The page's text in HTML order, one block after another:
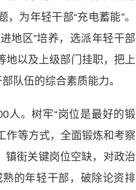
为年轻干部“充电蓄能”。
地区”培养，选派年轻干部
地以及上级部门挂职，把上
队伍的综合素质能力。
人。树牢“岗位是最好的锻
作等方式，全面锻炼和考察
镇街关键岗位空缺，对政治
的年轻干部，破除论资排